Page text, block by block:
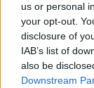
us or personal
your opt-out.
disclosure of
IAB’s list of
also be
Downstream
között
és